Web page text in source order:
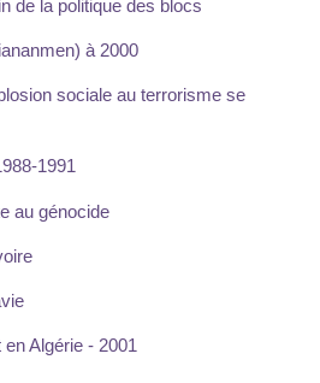
de la politique des blocs
à 2000
sociale au terrorisme se
1991
au génocide
Algérie - 2001